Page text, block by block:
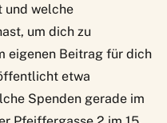
und welche
um dich zu
eigenen Beitrag für dich
etwa
Spenden gerade im